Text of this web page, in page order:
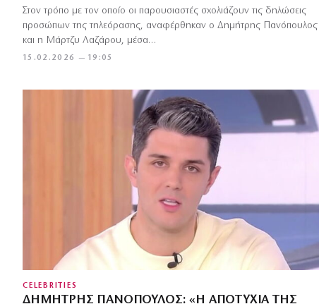
15.02.2026 — 19:05
Στον τρόπο με τον οποίο οι παρουσιαστές σχολιάζουν τις δηλώσεις
προσώπων της τηλεόρασης, αναφέρθηκαν ο Δημήτρης Πανόπουλος
και η Μάρτζυ Λαζάρου, μέσα…
CELEBRITIES
ΔΗΜΉΤΡΗΣ ΠΑΝΌΠΟΥΛΟΣ: «Η ΑΠΟΤΥΧΊΑ ΤΗΣ